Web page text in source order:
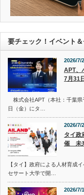
要チェック！イベント
2026/7/
APT、
7月31
株式会社APT（本社：千葉県
日（金）にタ…
2026/7/
タイ政
催 未
【タイ】政府による人材育成
セサート大学で開…
2026/7/